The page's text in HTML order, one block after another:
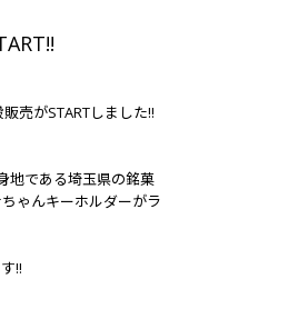
売がSTARTしました!!
地である埼玉県の銘菓
ゃんキーホルダーがラ
!!